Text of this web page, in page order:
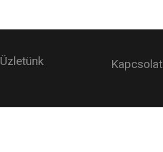
Üzletünk Kapcsolat